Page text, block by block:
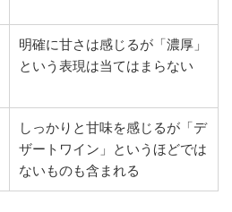
明確に甘さは感じるが「濃厚」
という表現は当てはまらない
しっかりと甘味を感じるが「デ
ザートワイン」というほどでは
ないものも含まれる